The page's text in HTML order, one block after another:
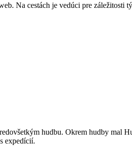
Na cestách je vedúci pre
hudbu. Okrem hudby mal
expedícií.